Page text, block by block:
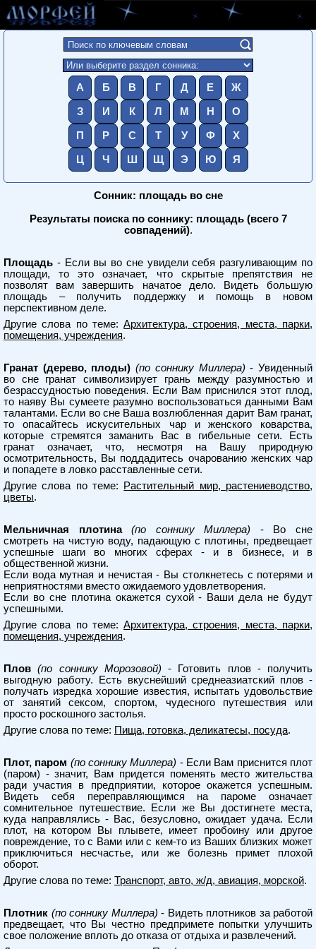
А Б В Г Д Е Ж
З И К Л М Н О
П Р С Т У Ф Х
Ц Ч Ш Щ Э Ю Я
Сонник: площадь во сне
Результаты поиска по соннику: площадь (всего 7
совпадений).
Площадь - Если вы во сне увидели себя разгуливающим по
площади, то это означает, что скрытые препятствия не
позволят вам завершить начатое дело. Видеть большую
площадь – получить поддержку и помощь в новом
перспективном деле.
Другие слова по теме:Архитектура, строения, места, парки,
помещения, учреждения.
Гранат (дерево, плоды) (по соннику Миллера) - Увиденный
во сне гранат символизирует грань между разумностью и
безрассудностью поведения. Если Вам приснился этот плод,
то наяву Вы сумеете разумно воспользоваться данными Вам
талантами. Если во сне Ваша возлюбленная дарит Вам гранат,
то опасайтесь искусительных чар и женского коварства,
которые стремятся заманить Вас в гибельные сети. Есть
гранат означает, что, несмотря на Вашу природную
осмотрительность, Вы поддадитесь очарованию женских чар
и попадете в ловко расставленные сети.
Другие слова по теме:
Растительный мир, растениеводство,
цветы.
Мельничная плотина (по соннику Миллера) - Во сне
смотреть на чистую воду, падающую с плотины, предвещает
успешные шаги во многих сферах - и в бизнесе, и в
общественной жизни.
Если вода мутная и нечистая - Вы столкнетесь с потерями и
неприятностями вместо ожидаемого удовлетворения.
Если во сне плотина окажется сухой - Ваши дела не будут
успешными.
Другие слова по теме:Архитектура, строения, места, парки,
помещения, учреждения.
Плов (по соннику Морозовой) - Готовить плов - получить
выгодную работу. Есть вкуснейший среднеазиатский плов -
получать изредка хорошие известия, испытать удовольствие
от занятий сексом, спортом, чудесного путешествия или
просто роскошного застолья.
Другие слова по теме: Пища, готовка, деликатесы, посуда.
Плот, паром (по соннику Миллера) - Если Вам приснится плот
(паром) - значит, Вам придется поменять место жительства
ради участия в предприятии, которое окажется успешным.
Видеть себя переправляющимся на пароме означает
сомнительное путешествие. Если же Вы достигнете места,
куда направлялись - Вас, безусловно, ожидает удача. Если
плот, на котором Вы плывете, имеет пробоину или другое
повреждение, то с Вами или с кем-то из Ваших близких может
приключиться несчастье, или же болезнь примет плохой
оборот.
Другие слова по теме: Транспорт, авто, ж/д, авиация, морской.
Плотник (по соннику Миллера) - Видеть плотников за работой
предвещает, что Вы честно предпримете попытки улучшить
свое положение вплоть до отказа от отдыха и развлечений.